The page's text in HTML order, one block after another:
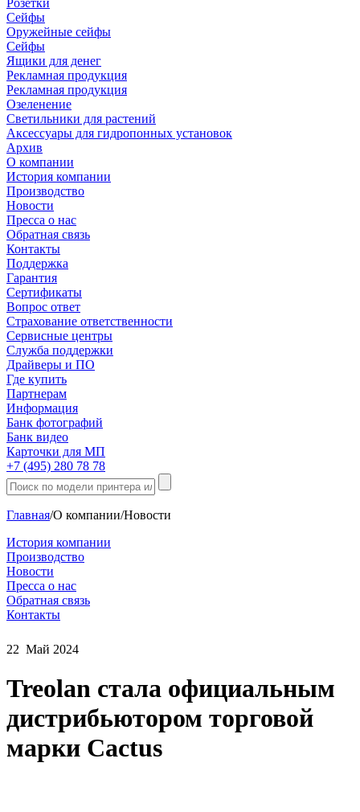
Розетки
Сейфы
Оружейные сейфы
Сейфы
Ящики для денег
Рекламная продукция
Рекламная продукция
Озеленение
Светильники для растений
Аксессуары для гидропонных установок
Архив
О компании
История компании
Производство
Новости
Пресса о нас
Обратная связь
Контакты
Поддержка
Гарантия
Сертификаты
Вопрос ответ
Страхование ответственности
Сервисные центры
Служба поддержки
Драйверы и ПО
Где купить
Партнерам
Информация
Банк фотографий
Банк видео
Карточки для МП
+7 (495) 280 78 78
Главная/О компании/Новости
История компании
Производство
Новости
Пресса о нас
Обратная связь
Контакты
22 Май 2024
Treolan стала официальным
дистрибьютором торговой
марки Cactus